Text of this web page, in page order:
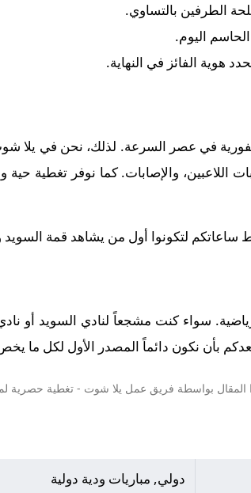
الطرفين بالتساوي.
الحاسم اليوم.
هوية الفائز في النهاية.
في عصر السرعة. لذلك، نحن في يلا
اللاعبين، والإصابات. كما نوفر تغطية حية
لتكونوا أول من يشاهد قمة السويد و
سواء كنت مشجعاً لنادي السويد أو
بأن نكون دائماً المصدر الأول لكل ما يخص
المقال بواسطة فريق عمل يلا شوت - تغطية حصرية
دولي, مباريات ودية دولية